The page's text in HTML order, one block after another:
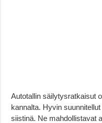
Autotallin säilytysratkaisut
kannalta. Hyvin
siistinä. Ne mahdollistavat